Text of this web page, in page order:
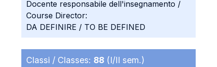
Docente responsabile dell'insegnamento /
Course Director:
DA DEFINIRE / TO BE DEFINED
Classi / Classes: 88 (I/II sem.)